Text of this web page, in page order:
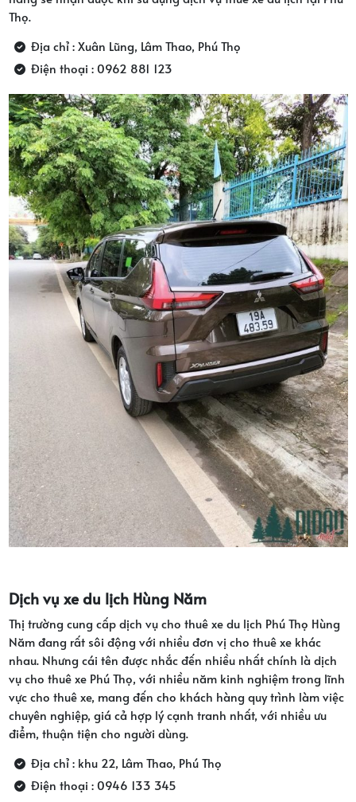
Thọ.
Địa chỉ : Xuân Lũng, Lâm Thao, Phú Thọ
Điện thoại : 0962 881 123
Dịch vụ xe du lịch Hùng Năm
Thị trường cung cấp dịch vụ cho thuê xe du lịch Phú Thọ Hùng
Năm đang rất sôi động với nhiều đơn vị cho thuê xe khác
nhau. Nhưng cái tên được nhắc đến nhiều nhất chính là dịch
vụ cho thuê xe Phú Thọ, với nhiều năm kinh nghiệm trong lĩnh
vực cho thuê xe, mang đến cho khách hàng quy trình làm việc
chuyên nghiệp, giá cả hợp lý cạnh tranh nhất, với nhiều ưu
điểm, thuận tiện cho người dùng.
Địa chỉ : khu 22, Lâm Thao, Phú Thọ
Điện thoại : 0946 133 345